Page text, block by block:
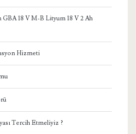
18 V M-B Lityum 18 V 2 Ah
Hizmeti
Tercih Etmeliyiz ?